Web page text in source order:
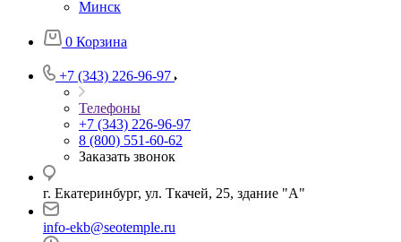
Минск
0 Корзина
+7 (343) 226-96-97
Телефоны
+7 (343) 226-96-97
8 (800) 551-60-62
Заказать звонок
г. Екатеринбург, ул. Ткачей, 25, здание "А"
info-ekb@seotemple.ru